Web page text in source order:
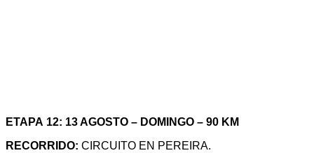
ETAPA 12: 13 AGOSTO – DOMINGO – 90 KM
RECORRIDO: CIRCUITO EN PEREIRA.